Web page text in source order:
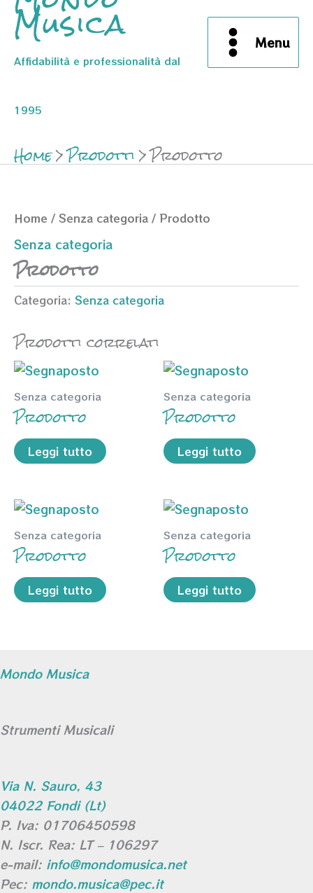
Musica
Affidabilità e professionalità dal
1995
Menu
Home Prodotti Prodotto
Home / Senza categoria / Prodotto
Senza categoria
Prodotto
Categoria: Senza categoria
Prodotti correlati
Senza categoria
Prodotto
Leggi tutto
Senza categoria
Prodotto
Leggi tutto
Senza categoria
Prodotto
Leggi tutto
Senza categoria
Prodotto
Leggi tutto
Mondo Musica
Strumenti Musicali
Via N. Sauro, 43
04022 Fondi (Lt)
P. Iva: 01706450598
N. Iscr. Rea: LT – 106297
e-mail: info@mondomusica.net
Pec: mondo.musica@pec.it